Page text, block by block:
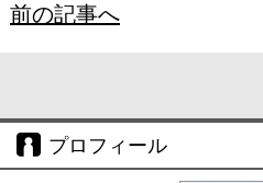
前の記事へ
プロフィール